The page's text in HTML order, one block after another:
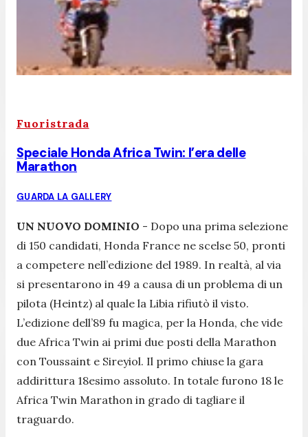
Fuoristrada
Speciale Honda Africa Twin: l’era delle
Marathon
GUARDA LA GALLERY
UN NUOVO DOMINIO - Dopo una prima selezione
di 150 candidati, Honda France ne scelse 50, pronti
a competere nell’edizione del 1989. In realtà, al via
si presentarono in 49 a causa di un problema di un
pilota (Heintz) al quale la Libia rifiutò il visto.
L’edizione dell’89 fu magica, per la Honda, che vide
due Africa Twin ai primi due posti della Marathon
con Toussaint e Sireyiol. Il primo chiuse la gara
addirittura 18esimo assoluto. In totale furono 18 le
Africa Twin Marathon in grado di tagliare il
traguardo.